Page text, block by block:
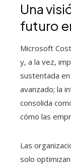
Una
futuro
Microsoft
y, a la vez,
sustentada
avanzado; la
consolida
cómo las
Las
solo